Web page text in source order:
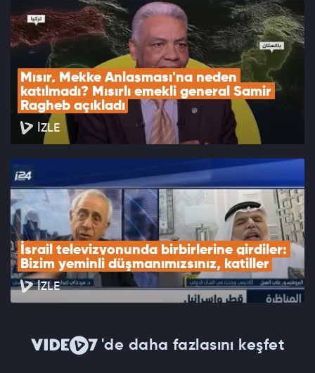
Mısır, Mekke Anlaşması'na neden
katılmadı? Mısırlı emekli general Samir
Ragheb açıkladı
İZLE
İsrail televizyonunda birbirlerine girdiler:
Bizim yeminli düşmanımızsınız, katiller
İZLE
'de daha fazlasını keşfet